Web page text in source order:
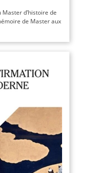
d’histoire de
de Master aux